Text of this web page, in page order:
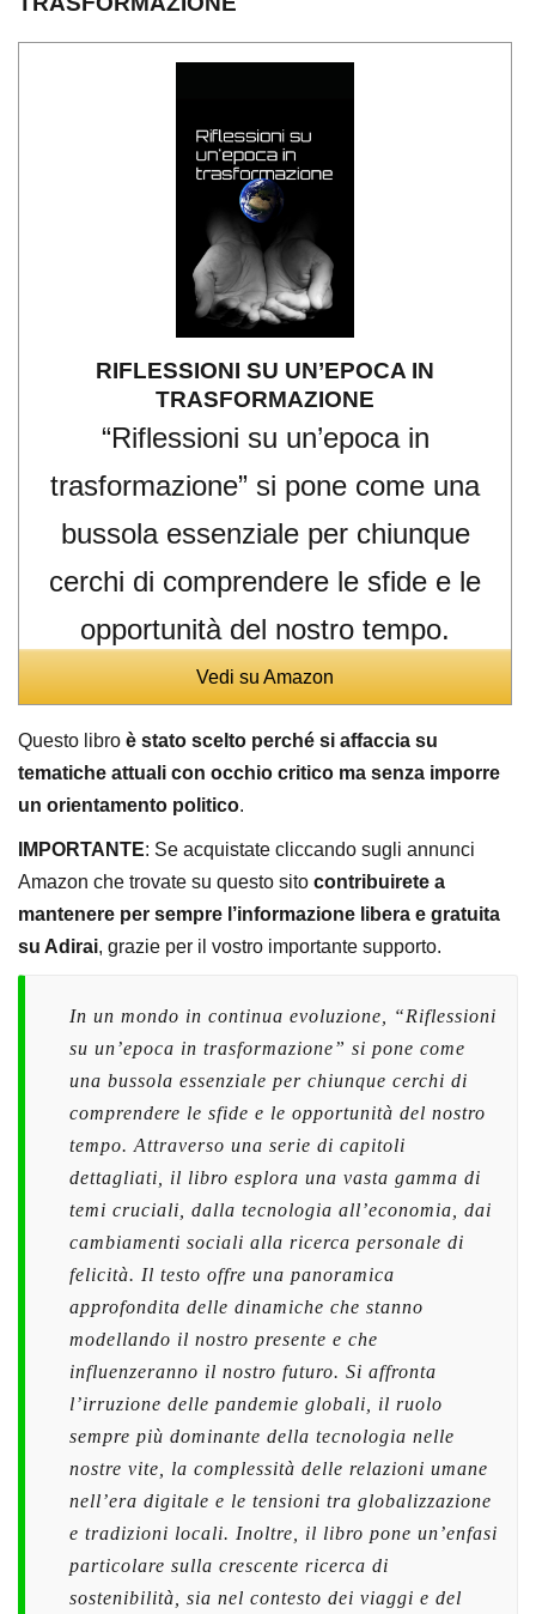
RIFLESSIONI SU UN’EPOCA IN
TRASFORMAZIONE
“Riflessioni su un’epoca in
trasformazione” si pone come una
bussola essenziale per chiunque
cerchi di comprendere le sfide e le
opportunità del nostro tempo.
Vedi su Amazon
Questo libro è stato scelto perché si affaccia su
tematiche attuali con occhio critico ma senza imporre
un orientamento politico.
IMPORTANTE: Se acquistate cliccando sugli annunci
Amazon che trovate su questo sito contribuirete a
mantenere per sempre l’informazione libera e gratuita
su Adirai, grazie per il vostro importante supporto.
In un mondo in continua evoluzione, “Riflessioni
su un’epoca in trasformazione” si pone come
una bussola essenziale per chiunque cerchi di
comprendere le sfide e le opportunità del nostro
tempo. Attraverso una serie di capitoli
dettagliati, il libro esplora una vasta gamma di
temi cruciali, dalla tecnologia all’economia, dai
cambiamenti sociali alla ricerca personale di
felicità. Il testo offre una panoramica
approfondita delle dinamiche che stanno
modellando il nostro presente e che
influenzeranno il nostro futuro. Si affronta
l’irruzione delle pandemie globali, il ruolo
sempre più dominante della tecnologia nelle
nostre vite, la complessità delle relazioni umane
nell’era digitale e le tensioni tra globalizzazione
e tradizioni locali. Inoltre, il libro pone un’enfasi
particolare sulla crescente ricerca di
sostenibilità, sia nel contesto dei viaggi e del